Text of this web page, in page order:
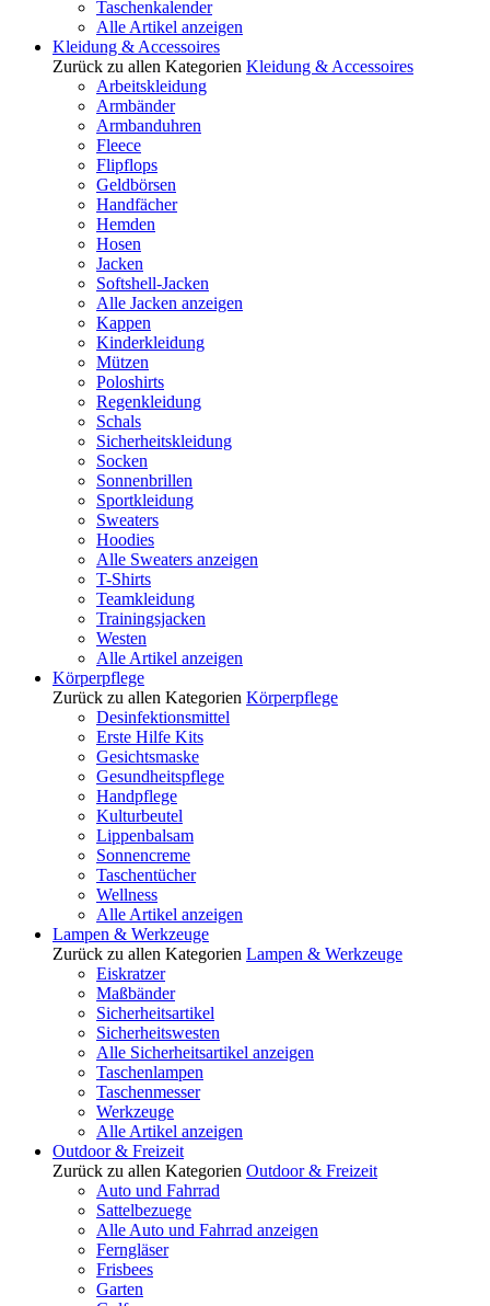
Taschenkalender
Alle Artikel anzeigen
Kleidung & Accessoires
Zurück zu allen Kategorien Kleidung & Accessoires
Arbeitskleidung
Armbänder
Armbanduhren
Fleece
Flipflops
Geldbörsen
Handfächer
Hemden
Hosen
Jacken
Softshell-Jacken
Alle Jacken anzeigen
Kappen
Kinderkleidung
Mützen
Poloshirts
Regenkleidung
Schals
Sicherheitskleidung
Socken
Sonnenbrillen
Sportkleidung
Sweaters
Hoodies
Alle Sweaters anzeigen
T-Shirts
Teamkleidung
Trainingsjacken
Westen
Alle Artikel anzeigen
Körperpflege
Zurück zu allen Kategorien Körperpflege
Desinfektionsmittel
Erste Hilfe Kits
Gesichtsmaske
Gesundheitspflege
Handpflege
Kulturbeutel
Lippenbalsam
Sonnencreme
Taschentücher
Wellness
Alle Artikel anzeigen
Lampen & Werkzeuge
Zurück zu allen Kategorien Lampen & Werkzeuge
Eiskratzer
Maßbänder
Sicherheitsartikel
Sicherheitswesten
Alle Sicherheitsartikel anzeigen
Taschenlampen
Taschenmesser
Werkzeuge
Alle Artikel anzeigen
Outdoor & Freizeit
Zurück zu allen Kategorien Outdoor & Freizeit
Auto und Fahrrad
Sattelbezuege
Alle Auto und Fahrrad anzeigen
Ferngläser
Frisbees
Garten